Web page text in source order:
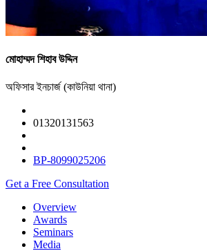
মোহাম্মদ শিহাব উদ্দিন
অফিসার ইনচার্জ (কাউনিয়া থানা)
01320131563
BP-8099025206
Get a Free Consultation
Overview
Awards
Seminars
Media